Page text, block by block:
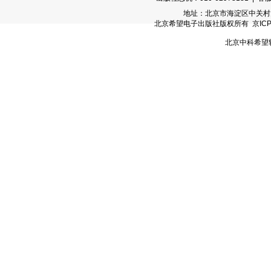
地址：北京市海淀区中关
北京希望电子出版社版权所有 京
北京中科希望